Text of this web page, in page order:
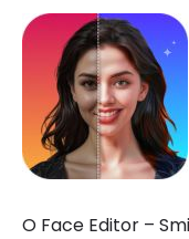
O Face Editor –